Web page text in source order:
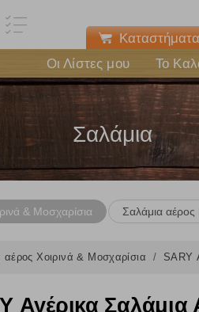
Οι Λίστες μου Το
Σαλάμια
& Μοσχαρίσια Σαλάμια
αέρος Χοιρινά & Μοσχαρίσια SARY
Αγέρικα Σαλάμια